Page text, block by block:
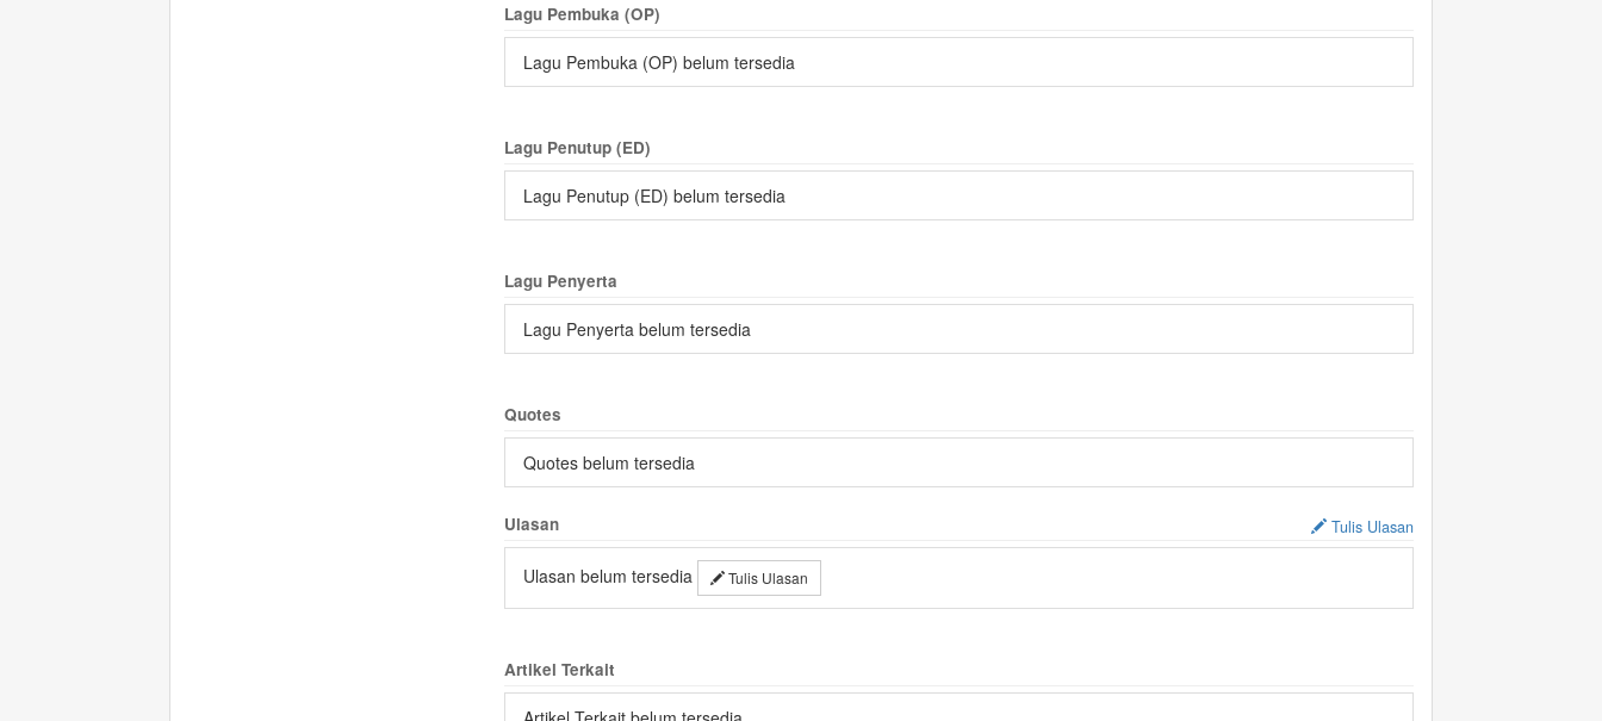
Lagu Pembuka (OP)
Lagu Pembuka (OP) belum tersedia
Lagu Penutup (ED)
Lagu Penutup (ED) belum tersedia
Lagu Penyerta
Lagu Penyerta belum tersedia
Quotes
Quotes belum tersedia
Ulasan Tulis Ulasan
Ulasan belum tersedia Tulis Ulasan
Artikel Terkait